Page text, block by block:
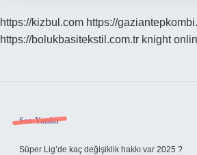
https://kizbul.com https://
https://bolukbasitekstil.com.tr knight
Sidebar
Son Yazılar
Süper Lig’de kaç değişiklik hakkı var 2025 ?